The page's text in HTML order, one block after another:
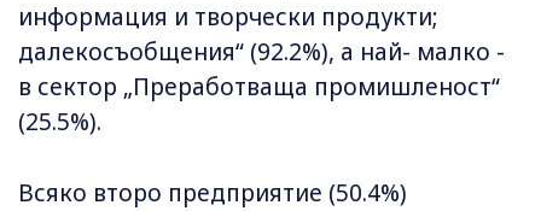
информация и творчески продукти;
далекосъобщения“ (92.2%), а най- малко -
в сектор „Преработваща промишленост“
(25.5%).
Всяко второ предприятие (50.4%)